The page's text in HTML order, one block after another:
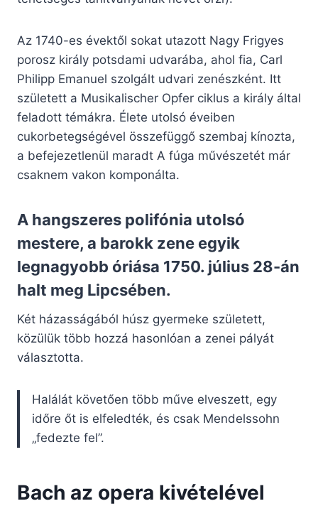
Az 1740-es évektől sokat utazott Nagy Frigyes
porosz király potsdami udvarába, ahol fia, Carl
Philipp Emanuel szolgált udvari zenészként. Itt
született a Musikalischer Opfer ciklus a király által
feladott témákra. Élete utolsó éveiben
cukorbetegségével összefüggő szembaj kínozta,
a befejezetlenül maradt A fúga művészetét már
csaknem vakon komponálta.
A hangszeres polifónia utolsó
mestere, a barokk zene egyik
legnagyobb óriása 1750. július 28-án
halt meg Lipcsében.
Két házasságából húsz gyermeke született,
közülük több hozzá hasonlóan a zenei pályát
választotta.
Halálát követően több műve elveszett, egy
időre őt is elfeledték, és csak Mendelssohn
„fedezte fel”.
Bach az opera kivételével